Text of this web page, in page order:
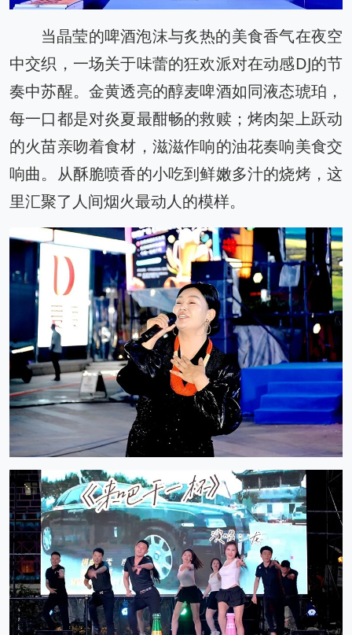
当晶莹的啤酒泡沫与炙热的美食香气在夜空
中交织，一场关于味蕾的狂欢派对在动感DJ的节
奏中苏醒。金黄透亮的醇麦啤酒如同液态琥珀，
每一口都是对炎夏最酣畅的救赎；烤肉架上跃动
的火苗亲吻着食材，滋滋作响的油花奏响美食交
响曲。从酥脆喷香的小吃到鲜嫩多汁的烧烤，这
里汇聚了人间烟火最动人的模样。